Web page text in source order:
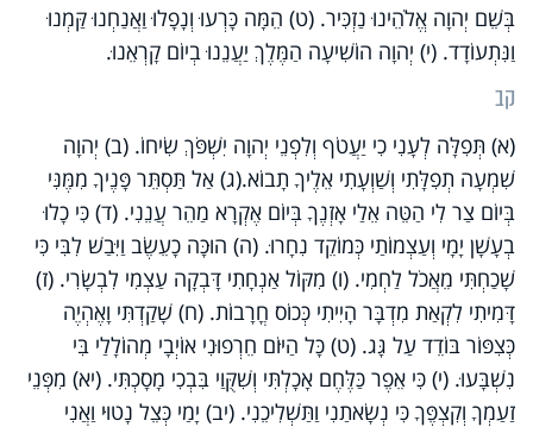
בְּשֵׁם יְהוָה אֱלֹהֵינוּ נַזְכִּיר. (ט) הֵמָּה כָּרְעוּ וְנָפָלוּ וַאֲנַחְנוּ קַּמְנוּ
וַנִּתְעוֹדָד. (י) יְהוָה הוֹשִׁיעָה הַמֶּלֶךְ יַעֲנֵנוּ בְיוֹם קָרְאֵנוּ.
קב
(א) תְּפִלָּה לְעָנִי כִי יַעֲטֹף וְלִפְנֵי יְהוָה יִשְׁפֹּךְ שִׂיחוֹ. (ב) יְהוָה
שִׁמְעָה תְפִלָּתִי וְשַׁוְעָתִי אֵלֶיךָ תָבוֹא.(ג) אַל תַּסְתֵּר פָּנֶיךָ מִמֶּנִּי
בְּיוֹם צַר לִי הַטֵּה אֵלַי אָזְנֶךָ בְּיוֹם אֶקְרָא מַהֵר עֲנֵנִי. (ד) כִּי כָלוּ
בְעָשָׁן יָמָי וְעַצְמוֹתַי כְּמוֹקֵד נִחָרוּ. (ה) הוּכָּה כָעֵשֶׂב וַיִּבַשׁ לִבִּי כִּי
שָׁכַחְתִּי מֵאֲכֹל לַחְמִי. (ו) מִקּוֹל אַנְחָתִי דָּבְקָה עַצְמִי לִבְשָׂרִי. (ז)
דָּמִיתִי לִקְאַת מִדְבָּר הָיִיתִי כְּכוֹס חֳרָבוֹת. (ח) שָׁקַדְתִּי וָאֶהְיֶה
כְּצִפּוֹר בּוֹדֵד עַל גָּג. (ט) כָּל הַיּוֹם חֵרְפוּנִי אוֹיְבָי מְהוֹלָלַי בִּי
נִשְׁבָּעוּ. (י) כִּי אֵפֶר כַּלֶּחֶם אָכָלְתִּי וְשִׁקֻּוַי בִּבְכִי מָסָכְתִּי. (יא) מִפְּנֵי
זַעַמְךָ וְקִצְפֶּךָ כִּי נְשָׂאתַנִי וַתַּשְׁלִיכֵנִי. (יב) יָמַי כְּצֵל נָטוּי וַאֲנִי